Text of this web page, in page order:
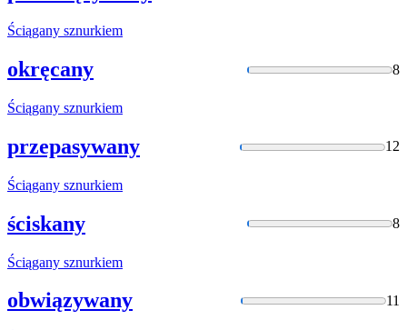
Ściągany sznurkiem
okręcany 8
Ściągany sznurkiem
przepasywany 12
Ściągany sznurkiem
ściskany 8
Ściągany sznurkiem
obwiązywany 11